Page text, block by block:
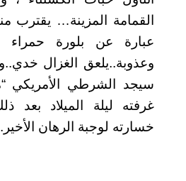
القمامة المزينة… يقترب
عبارة عن بلورة
وعذوبة..يلعق الغزال
سيجد الشرطي الأمريكي
غرفته ليلة الميلاد بعد
خسارته لوجبة الرهان